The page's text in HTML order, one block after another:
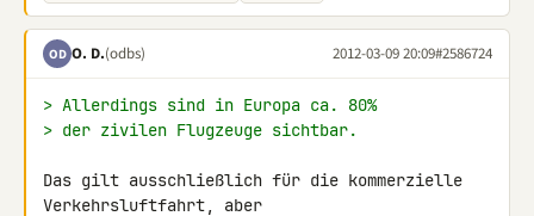
OD O. D.(odbs) 2012-03-09 20:09#2586724
> Allerdings sind in Europa ca. 80%
> der zivilen Flugzeuge sichtbar.
Das gilt ausschließlich für die kommerzielle
Verkehrsluftfahrt, aber